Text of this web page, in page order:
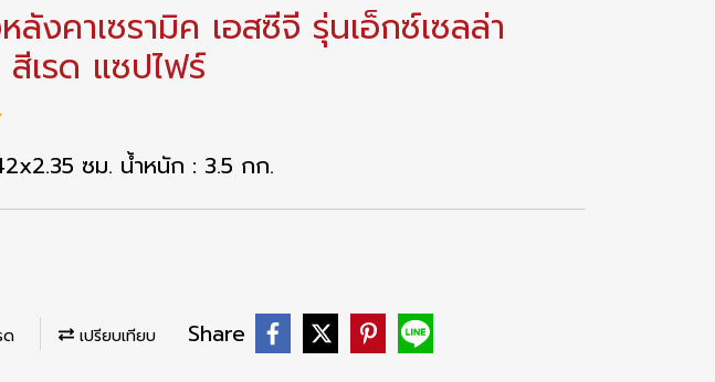
ลังคาเซรามิค เอสซีจี รุ่นเอ็กซ์เซลล่า
เรด แซปไฟร์
ซม. น้ำหนัก : 3.5 กก.
ด เปรียบเทียบ Share